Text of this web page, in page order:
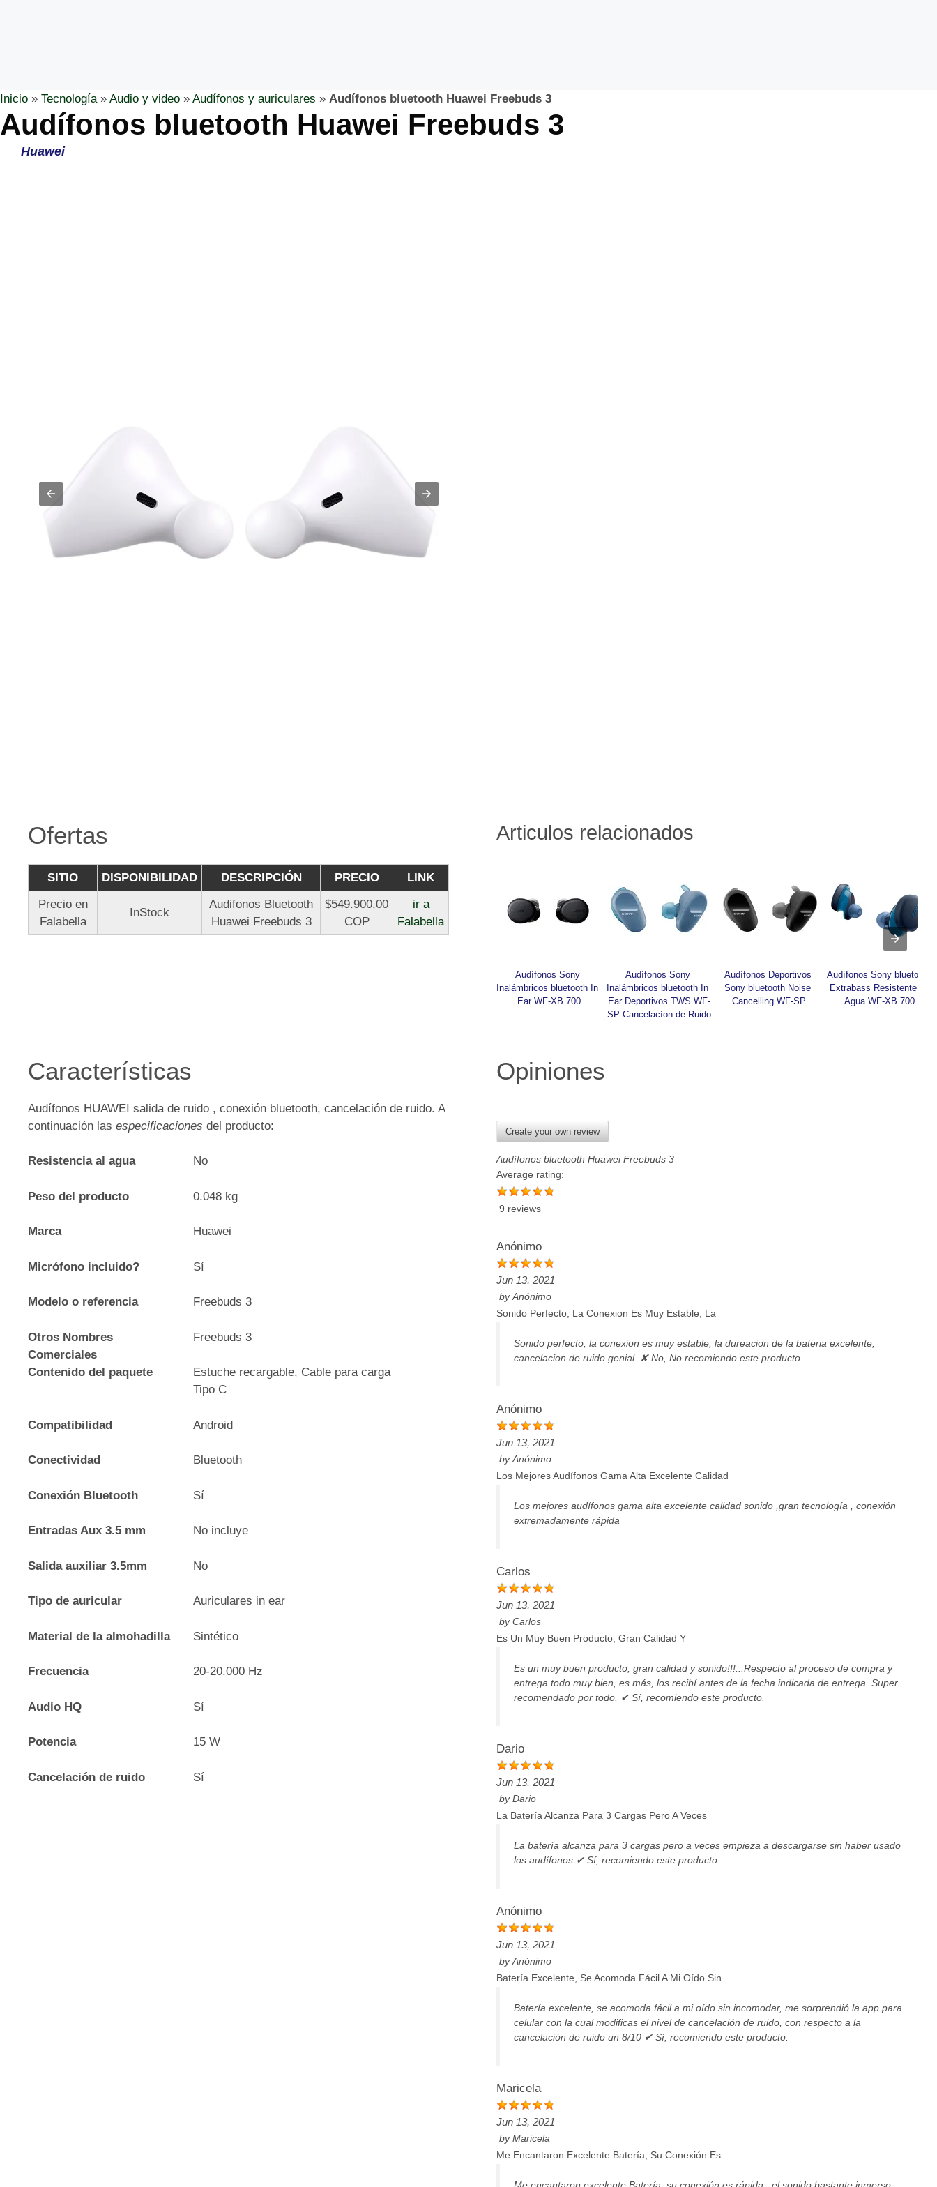
Inicio » Tecnología» Audio y video » Audífonos y auriculares » Audífonos bluetooth Huawei Freebuds 3
Audífonos bluetooth Huawei Freebuds 3
Huawei
Ofertas
SITIO DISPONIBILIDAD DESCRIPCIÓN PRECIO
LINK
Precio en
Falabella
InStock
Audifonos Bluetooth
Huawei Freebuds 3
$549.900,00
COP
ir a
Falabella
Articulos relacionados
Audífonos Sony
Inalámbricos bluetooth In
Ear WF-XB 700
Audífonos Sony
Inalámbricos bluetooth In
Ear Deportivos TWS WF-
SP Cancelacíon de Ruido
Audífonos Deportivos
Sony bluetooth Noise
Cancelling WF-SP
Audífonos Sony bluetooth
Extrabass Resistente al
Agua WF-XB 700
Características
Audífonos HUAWEI salida de ruido , conexión bluetooth, cancelación de ruido. A
continuación lasespecificaciones del producto:
Resistencia al agua No
Peso del producto 0.048 kg
Marca Huawei
Micrófono incluido? Sí
Modelo o referencia Freebuds 3
Otros Nombres
Comerciales
Freebuds 3
Contenido del paquete
Estuche recargable, Cable para carga
Tipo C
Compatibilidad Android
Conectividad Bluetooth
Conexión Bluetooth Sí
Entradas Aux 3.5 mm No incluye
Salida auxiliar 3.5mm No
Tipo de auricular Auriculares in ear
Material de la almohadilla Sintético
Frecuencia 20-20.000 Hz
Audio HQ Sí
Potencia 15 W
Cancelación de ruido Sí
Opiniones
Create your own review
Audífonos bluetooth Huawei Freebuds 3
Average rating:
9 reviews
Anónimo
Jun 13, 2021
byAnónimo
Sonido Perfecto, La Conexion Es Muy Estable, La
Sonido perfecto, la conexion es muy estable, la dureacion de la bateria excelente,
cancelacion de ruido genial. ✘ No, No recomiendo este producto.
Anónimo
Jun 13, 2021
byAnónimo
Los Mejores Audífonos Gama Alta Excelente Calidad
Los mejores audífonos gama alta excelente calidad sonido ,gran tecnología , conexión
extremadamente rápida
Carlos
Jun 13, 2021
byCarlos
Es Un Muy Buen Producto, Gran Calidad Y
Es un muy buen producto, gran calidad y sonido!!!...Respecto al proceso de compra y
entrega todo muy bien, es más, los recibí antes de la fecha indicada de entrega. Super
recomendado por todo. ✔ Sí, recomiendo este producto.
Dario
Jun 13, 2021
byDario
La Batería Alcanza Para 3 Cargas Pero A Veces
La batería alcanza para 3 cargas pero a veces empieza a descargarse sin haber usado
los audífonos ✔ Sí, recomiendo este producto.
Anónimo
Jun 13, 2021
byAnónimo
Batería Excelente, Se Acomoda Fácil A Mi Oído Sin
Batería excelente, se acomoda fácil a mi oído sin incomodar, me sorprendió la app para
celular con la cual modificas el nivel de cancelación de ruido, con respecto a la
cancelación de ruido un 8/10 ✔ Sí, recomiendo este producto.
Maricela
Jun 13, 2021
byMaricela
Me Encantaron Excelente Batería, Su Conexión Es